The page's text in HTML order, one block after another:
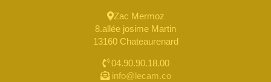
Zac Mermoz
8.allée josime Martin
13160 Chateaurenard
04.90.90.18.00
info@lecam.co